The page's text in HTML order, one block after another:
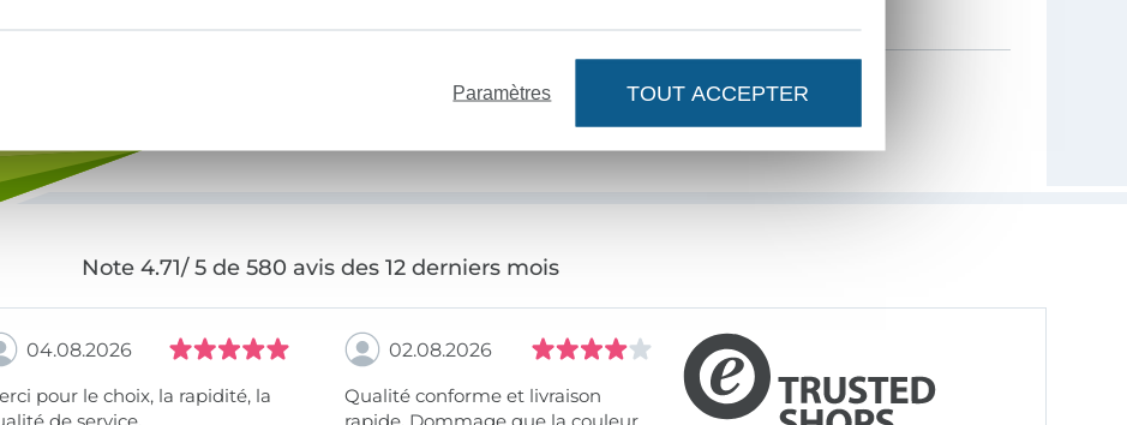
Note 4.71/ 5 de 580 avis des 12 derniers mois
04.08.2026
pour le choix, la rapidité, la
de service.
02.08.2026
Qualité conforme et livraison
rapide. Dommage que la couleur
Paramètres TOUT ACCEPTER